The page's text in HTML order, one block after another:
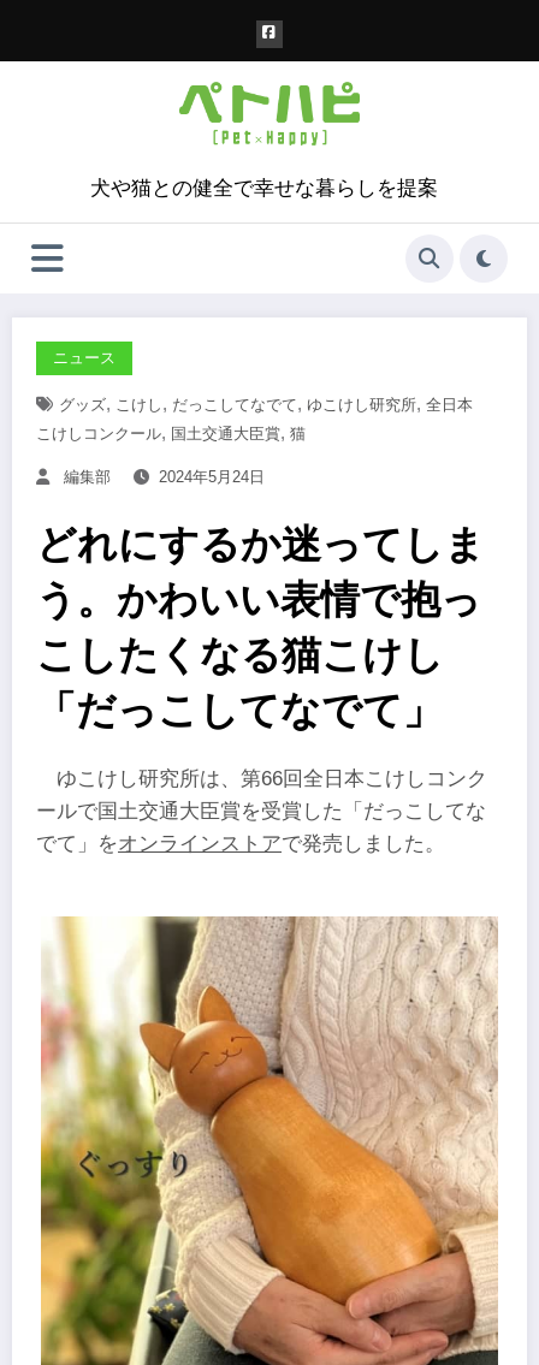
犬や猫との健全で幸せな暮らしを提案
ニュース
グッズ, こけし , だっこしてなでて, ゆこけし研究所, 全日本
こけしコンクール, 国土交通大臣賞, 猫
編集部 2024年5月24日
どれにするか迷ってしま
う。かわいい表情で抱っ
こしたくなる猫こけし
「だっこしてなでて」
ゆこけし研究所は、第66回全日本こけしコンク
ールで国土交通大臣賞を受賞した「だっこしてな
でて」をオンラインストアで発売しました。